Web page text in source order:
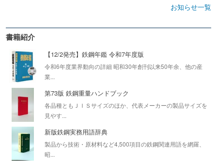
お知らせ一覧
書籍紹介
【12/2発売】鉄鋼年鑑 令和7年度版
令和6年度業界動向の詳細 昭和30年創刊以来50年余、他の産
業...
第73版 鉄鋼重量ハンドブック
各品種ともＪＩＳサイズのほか、代表メーカーの製品サイズを
見やす...
新版鉄鋼実務用語辞典
製品から技術・原材料など4,500項目の鉄鋼関連用語を網羅、
昭...